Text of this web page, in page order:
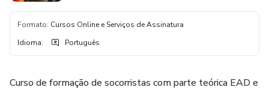
Formato: Cursos Online e Serviços de Assinatura
Idioma: Português
Curso de formação de socorristas com parte teórica EAD e